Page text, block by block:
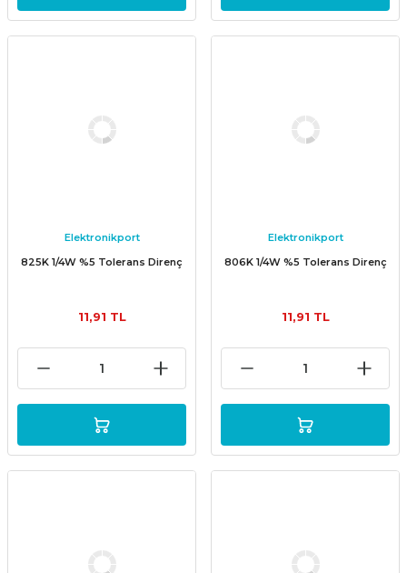
Elektronikport
825K 1/4W %5 Tolerans Direnç
11,91 TL
Elektronikport
806K 1/4W %5 Tolerans Direnç
11,91 TL